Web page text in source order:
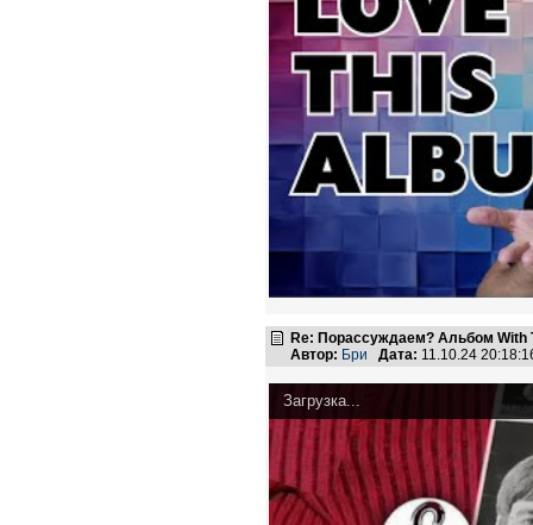
Re: Порассуждаем? Альбом With
Автор: Бри Дата: 11.10.24
Загрузка...